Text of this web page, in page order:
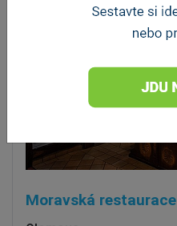
Moravská restaurace